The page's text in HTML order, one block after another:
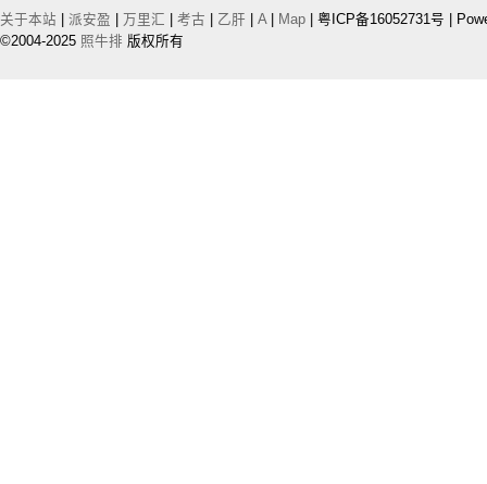
关于本站 派安盈 万里汇 考古 乙肝 A| Map | 粤ICP备16052731号 |
©2004-2025 照牛排 版权所有